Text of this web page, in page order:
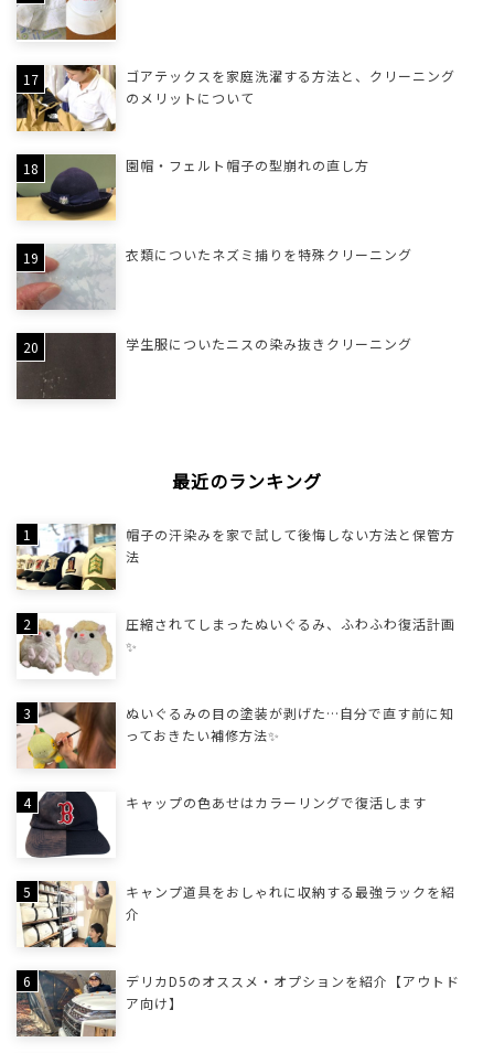
ゴアテックスを家庭洗濯する方法と、クリーニング
のメリットについて
園帽・フェルト帽子の型崩れの直し方
衣類についたネズミ捕りを特殊クリーニング
学生服についたニスの染み抜きクリーニング
最近のランキング
帽子の汗染みを家で試して後悔しない方法と保管方
法
圧縮されてしまったぬいぐるみ、ふわふわ復活計画
✨
ぬいぐるみの目の塗装が剥げた…自分で直す前に知
っておきたい補修方法✨
キャップの色あせはカラーリングで復活します
キャンプ道具をおしゃれに収納する最強ラックを紹
介
デリカD5のオススメ・オプションを紹介【アウトド
ア向け】